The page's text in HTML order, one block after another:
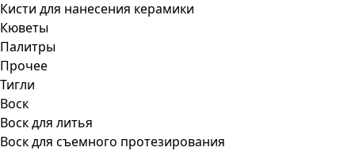
Кисти для нанесения керамики
Кюветы
Палитры
Прочее
Тигли
Воск
Воск для литья
Воск для съемного протезирования